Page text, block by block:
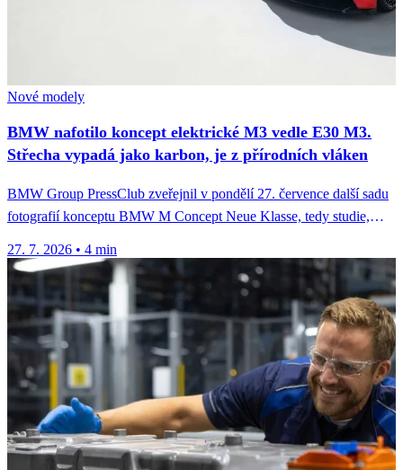
Nové modely
BMW nafotilo koncept elektrické M3 vedle E30 M3.
Střecha vypadá jako karbon, je z přírodních vláken
BMW Group PressClub zveřejnil v pondělí 27. července další sadu
fotografií konceptu BMW M Concept Neue Klasse, tedy studie,
27. 7. 2026 • 4 min